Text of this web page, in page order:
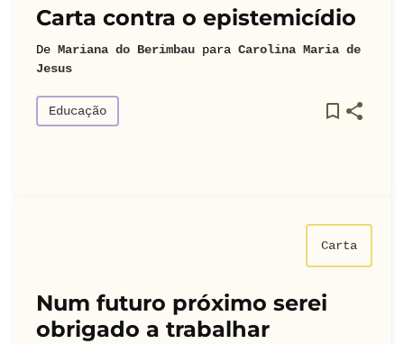
Carta contra o epistemicídio
De Mariana do Berimbau para Carolina Maria de
Jesus
Educação
Carta
Num futuro próximo serei
obrigado a trabalhar